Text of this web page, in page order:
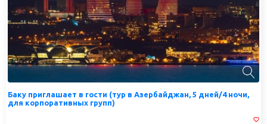
Баку приглашает в гости (тур в Азербайджан, 5 дней/4 ночи,
для корпоративных групп)